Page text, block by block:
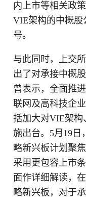
内上市等相关政
VIE架构的中概股
号。
与此同时，上交
出了对承接中概
曾表示，全面推
联网及高科技企
括加大对VIE架构
施出台。5月19日
略新兴板计划聚
采用更包容上市
面作详细解读，
略新兴板，对于